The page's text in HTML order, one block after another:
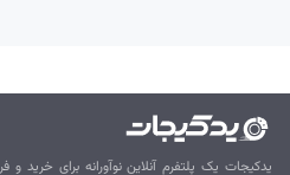
یک پلتفرم آنلاین نوآورانه برای خرید و فروش